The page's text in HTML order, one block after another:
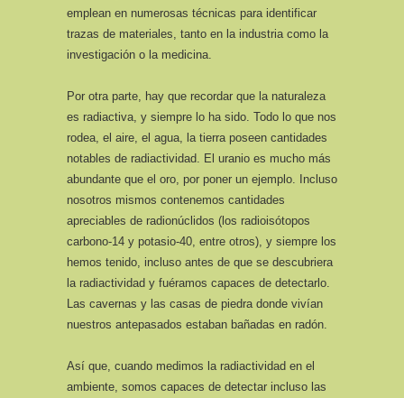
emplean en numerosas técnicas para identificar
trazas de materiales, tanto en la industria como la
investigación o la medicina.
Por otra parte, hay que recordar que la naturaleza
es radiactiva, y siempre lo ha sido. Todo lo que nos
rodea, el aire, el agua, la tierra poseen cantidades
notables de radiactividad. El uranio es mucho más
abundante que el oro, por poner un ejemplo. Incluso
nosotros mismos contenemos cantidades
apreciables de radionúclidos (los radioisótopos
carbono-14 y potasio-40, entre otros), y siempre los
hemos tenido, incluso antes de que se descubriera
la radiactividad y fuéramos capaces de detectarlo.
Las cavernas y las casas de piedra donde vivían
nuestros antepasados estaban bañadas en radón.
Así que, cuando medimos la radiactividad en el
ambiente, somos capaces de detectar incluso las